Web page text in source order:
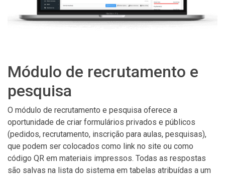
Módulo de recrutamento e
pesquisa
O módulo de recrutamento e pesquisa oferece a
oportunidade de criar formulários privados e públicos
(pedidos, recrutamento, inscrição para aulas, pesquisas),
que podem ser colocados como link no site ou como
código QR em materiais impressos. Todas as respostas
são salvas na lista do sistema em tabelas atribuídas a um